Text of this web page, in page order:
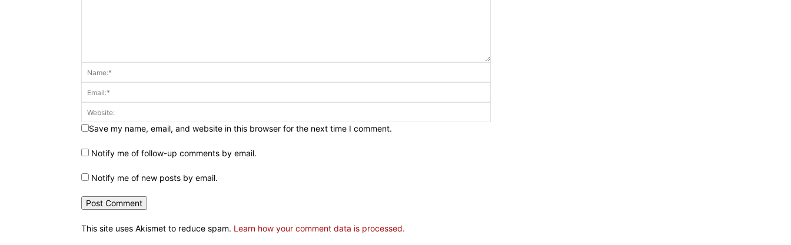
Save my name, email, and website in this browser for the next time I comment.
Notify me of follow-up comments by email.
Notify me of new posts by email.
This site uses Akismet to reduce spam. Learn how your comment data is processed.